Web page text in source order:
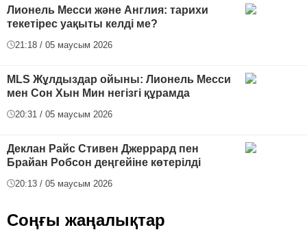
Лионель Месси және Англия: тарихи
текетірес уақыты келді ме?
21:18 / 05 маусым 2026
MLS Жұлдыздар ойыны: Лионель Месси
мен Сон Хын Мин негізгі құрамда
20:31 / 05 маусым 2026
Деклан Райс Стивен Джеррард пен
Брайан Робсон деңгейіне көтерілді
20:13 / 05 маусым 2026
Соңғы жаңалықтар